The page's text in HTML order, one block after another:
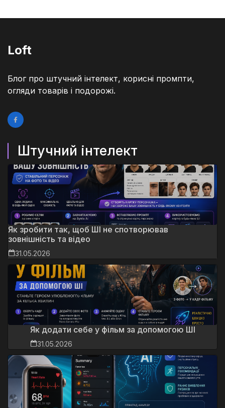
Loft
Блог про штучний інтелект, корисні промпти,
огляди товарів і подорожі.
Штучний інтелект
Як зробити так, щоб ШІ не спотворював
зовнішність та відео
31.05.2026
Як додати себе у фільм за допомогою ШІ
31.05.2026